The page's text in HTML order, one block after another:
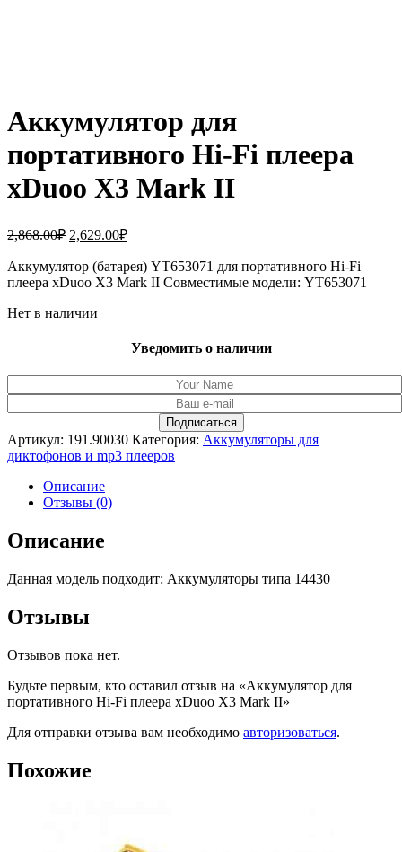
Аккумулятор для
портативного Hi-Fi плеера
xDuoo X3 Mark II
2,868.00₽ Первоначальная
составляла
2,868.00₽.
2,629.00₽Текущая
2,629.00₽.
Аккумулятор (батарея) YT653071 для портативного Hi-Fi
плеера xDuoo X3 Mark II Совместимые модели: YT653071
Нет в наличии
Уведомить о наличии
Артикул: 191.90030 Категория: Аккумуляторы для
диктофонов и mp3 плееров
Описание
Отзывы (0)
Описание
Данная модель подходит: Аккумуляторы типа 14430
Отзывы
Отзывов пока нет.
Будьте первым, кто оставил отзыв на «Аккумулятор для
портативного Hi-Fi плеера xDuoo X3 Mark II»
Для отправки отзыва вам необходимо авторизоваться.
Похожие